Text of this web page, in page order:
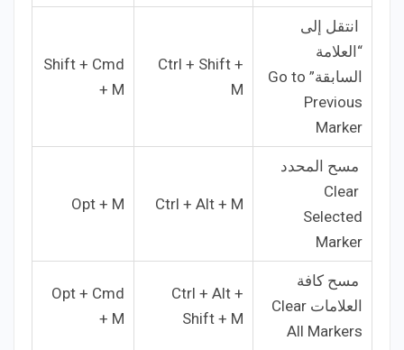
انتقل إلى
“العلامة
السابقة” Go to
Previous
Marker
Ctrl + Shift +
M
Shift + Cmd
+ M
مسح المحدد
Clear
Selected
Marker
Ctrl + Alt + M
Opt + M
مسح كافة
العلامات Clear
All Markers
Ctrl + Alt +
Shift + M
Opt + Cmd
+ M